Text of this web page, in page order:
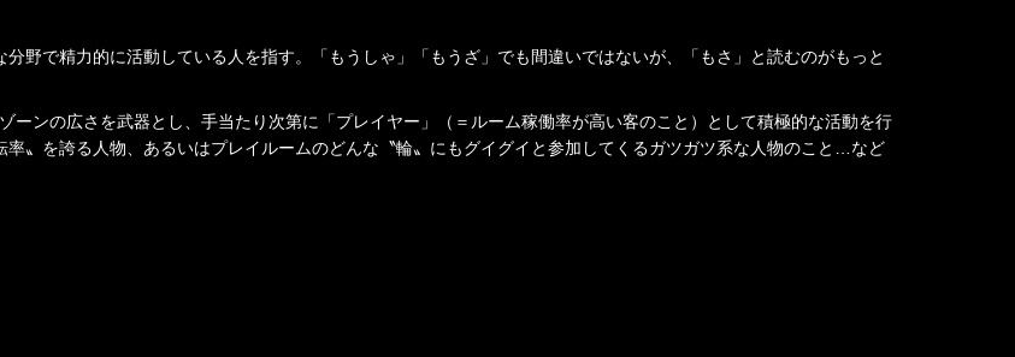
野で精力的に活動している人を指す。「もうしゃ」「もうざ」でも間違いではないが、「もさ」と読むのがもっと
ンの広さを武器とし、手当たり次第に「プレイヤー」（＝ルーム稼働率が高い客のこと）として積極的な活動を行
〟を誇る人物、あるいはプレイルームのどんな〝輪〟にもグイグイと参加してくるガツガツ系な人物のこと…など